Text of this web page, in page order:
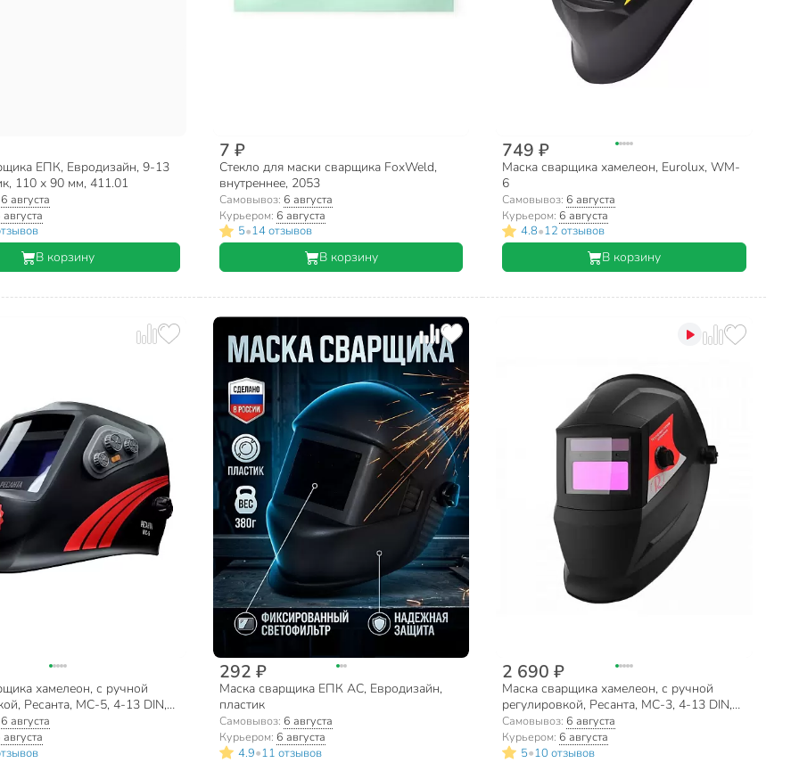
ЕПК, Евродизайн, 9-13
110 х 90 мм, 411.01
6 августа
августа
В корзину
7 ₽
Стекло для маски сварщика FoxWeld,
внутреннее, 2053
Самовывоз: 6 августа
Курьером: 6 августа
5•14 отзывов
В корзину
749 ₽
Маска сварщика хамелеон, Eurolux, WM-
6
Самовывоз: 6 августа
Курьером: 6 августа
4.8•12 отзывов
В корзину
хамелеон, с ручной
Ресанта, МС-5, 4-13 DIN,
6 августа
августа
292 ₽
Маска сварщика ЕПК АС, Евродизайн,
пластик
Самовывоз: 6 августа
Курьером: 6 августа
4.9•11 отзывов
2 690 ₽
Маска сварщика хамелеон, с ручной
регулировкой, Ресанта, МС-3, 4-13 DIN,
65/15
Самовывоз: 6 августа
Курьером: 6 августа
5•10 отзывов